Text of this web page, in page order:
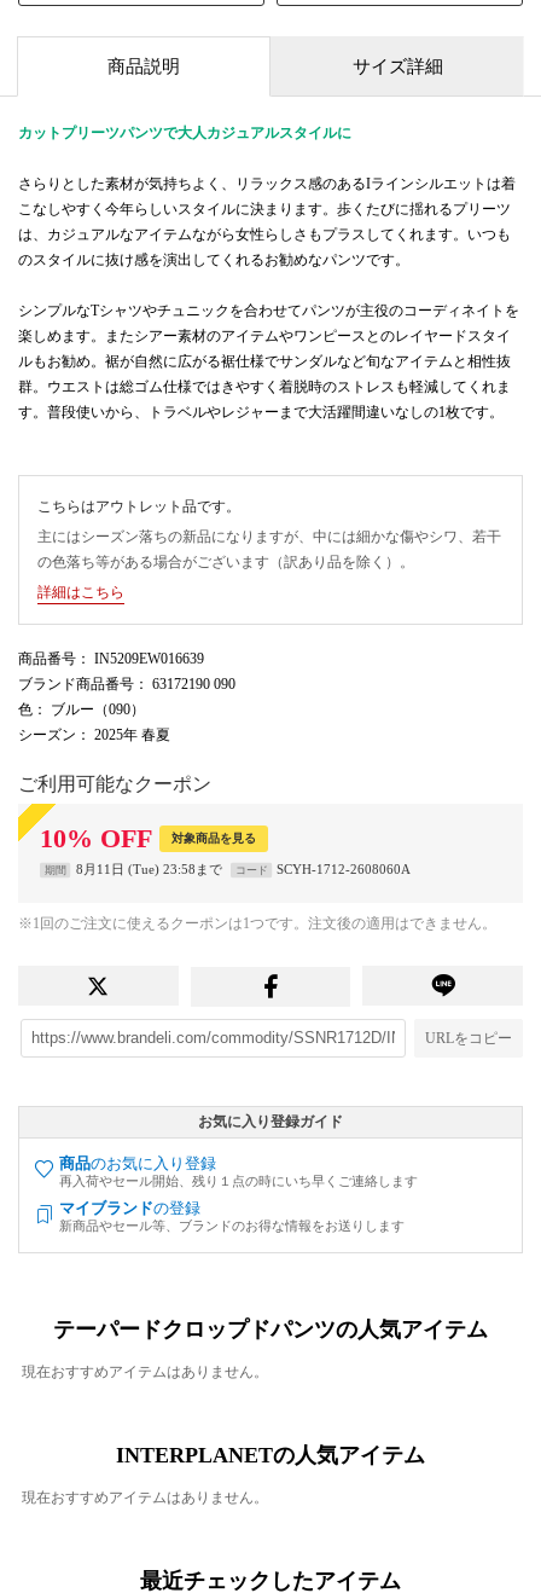
商品説明 サイズ詳細
カットプリーツパンツで大人カジュアルスタイルに
さらりとした素材が気持ちよく、リラックス感のあるIラインシルエットは着
こなしやすく今年らしいスタイルに決まります。歩くたびに揺れるプリーツ
は、カジュアルなアイテムながら女性らしさもプラスしてくれます。いつも
のスタイルに抜け感を演出してくれるお勧めなパンツです。
シンプルなTシャツやチュニックを合わせてパンツが主役のコーディネイトを
楽しめます。またシアー素材のアイテムやワンピースとのレイヤードスタイ
ルもお勧め。裾が自然に広がる裾仕様でサンダルなど旬なアイテムと相性抜
群。ウエストは総ゴム仕様ではきやすく着脱時のストレスも軽減してくれま
す。普段使いから、トラベルやレジャーまで大活躍間違いなしの1枚です。
こちらはアウトレット品です。
主にはシーズン落ちの新品になりますが、中には細かな傷やシワ、若干
の色落ち等がある場合がございます（訳あり品を除く）。
詳細はこちら
商品番号 ： IN5209EW016639
ブランド商品番号 ： 63172190 090
色 ： ブルー（090）
シーズン ： 2025年 春夏
ご利用可能なクーポン
10% OFF 対象商品を見る
期間 8月11日 (Tue) 23:58まで コード SCYH-1712-2608060A
※1回のご注文に使えるクーポンは1つです。注文後の適用はできません。
URLをコピー
お気に入り登録ガイド
商品のお気に入り登録
再入荷やセール開始、残り１点の時にいち早くご連絡します
マイブランドの登録
新商品やセール等、ブランドのお得な情報をお送りします
テーパードクロップドパンツの人気アイテム
現在おすすめアイテムはありません。
INTERPLANETの人気アイテム
現在おすすめアイテムはありません。
最近チェックしたアイテム